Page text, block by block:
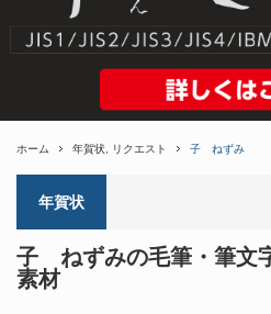
ホーム 年賀状, リクエスト 子 ねずみ
年賀状
子 ねずみの毛筆・筆文
素材